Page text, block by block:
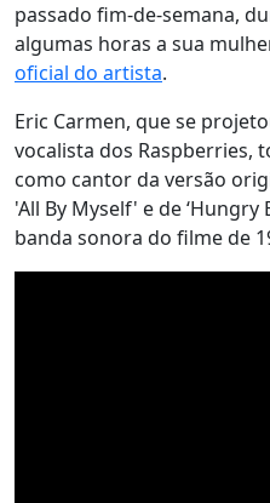
passado fim-de-semana,
algumas horas a sua
oficial do artista.
Eric Carmen, que se
vocalista dos Raspberries,
como cantor da versão
'All By Myself' e de ‘Hungry
banda sonora do filme de